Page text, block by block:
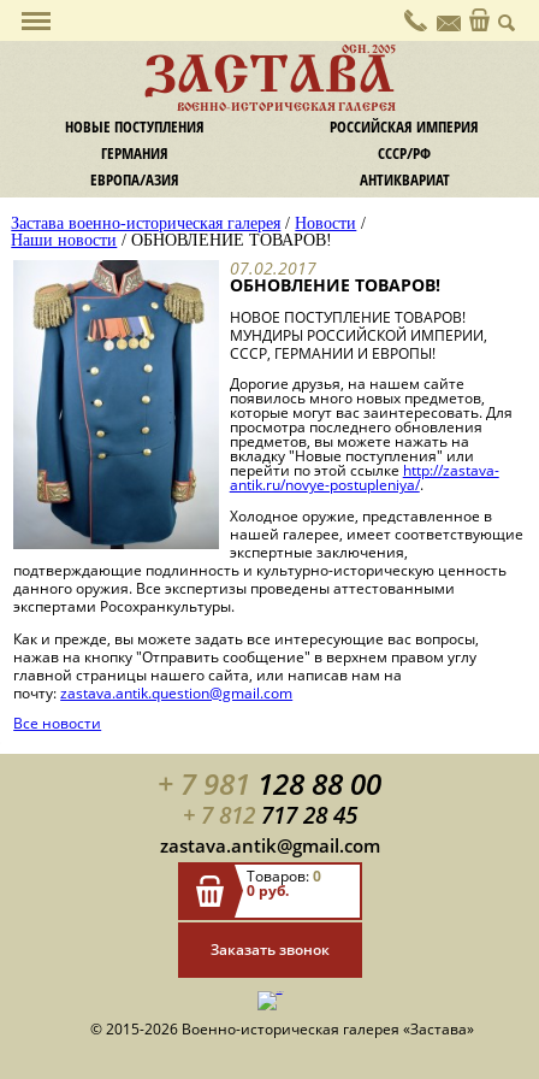
Политика конфиденциальности
Контакты
Комиссия
Экспертиза и оценка
Информация
Оплата
Доставка
Обмен / Возврат
Новости
Наши новости
Новости культуры
Криминал
Законодательство
Статьи и заметки
Статьи, публикации
ОСН. 2005
ЗАСТАВА
ВОЕННО-ИСТОРИЧЕСКАЯ ГАЛЕРЕЯ
НОВЫЕ ПОСТУПЛЕНИЯ
РОССИЙСКАЯ ИМПЕРИЯ
ГЕРМАНИЯ
СССР/РФ
ЕВРОПА/АЗИЯ
АНТИКВАРИАТ
Застава военно-историческая галерея /Новости /
Наши новости / ОБНОВЛЕНИЕ ТОВАРОВ!
07.02.2017
ОБНОВЛЕНИЕ ТОВАРОВ!
НОВОЕ ПОСТУПЛЕНИЕ ТОВАРОВ!
МУНДИРЫ РОССИЙСКОЙ ИМПЕРИИ,
СССР, ГЕРМАНИИ И ЕВРОПЫ!
Дорогие друзья, на нашем сайте
появилось много новых предметов,
которые могут вас заинтересовать. Для
просмотра последнего обновления
предметов, вы можете нажать на
вкладку "Новые поступления" или
перейти по этой ссылке http://zastava-
antik.ru/novye-postupleniya/.
Холодное оружие, представленное в
нашей галерее, имеет соответствующие
экспертные заключения,
подтверждающие подлинность и культурно-историческую ценность
данного оружия. Все экспертизы проведены аттестованными
экспертами Росохранкультуры.
Как и прежде, вы можете задать все интересующие вас вопросы,
нажав на кнопку "Отправить сообщение" в верхнем правом углу
главной страницы нашего сайта, или написав нам на
почту:zastava.antik.question@gmail.com
Все новости
+ 7 981 128 88 00
+ 7 812 717 28 45
zastava.antik@gmail.com
Товаров:0
0 руб.
Заказать звонок
© 2015-2026 Военно-историческая галерея «Застава»